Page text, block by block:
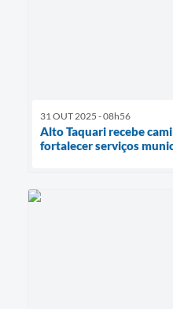
31 OUT 2025 - 08h56
Alto Taquari recebe
fortalecer serviços